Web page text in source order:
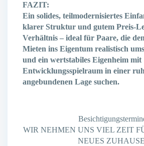
FAZIT:
Ein solides, teilmodernisiertes
klarer Strukturund gutem Preis-
Verhältnis – ideal für Paare, die den
Mieten ins Eigentum realistisch
und ein wertstabiles Eigenheim mit
Entwicklungsspielraum ineiner
angebundenen Lage suchen.
WIR NEHMEN UNS VIEL ZEIT
NEUES